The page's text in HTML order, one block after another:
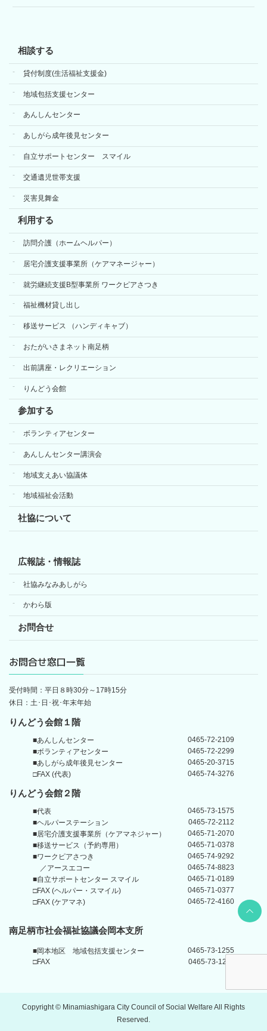
相談する
貸付制度(生活福祉支援金)
地域包括支援センター
あんしんセンター
あしがら成年後見センター
自立サポートセンター スマイル
交通遺児世帯支援
災害見舞金
利用する
訪問介護（ホームヘルパー）
居宅介護支援事業所（ケアマネージャー）
就労継続支援B型事業所 ワークピアさつき
福祉機材貸し出し
移送サービス （ハンディキャブ）
おたがいさまネット南足柄
出前講座・レクリエーション
りんどう会館
参加する
ボランティアセンター
あんしんセンター講演会
地域支えあい協議体
地域福祉会活動
社協について
広報誌・情報誌
社協みなみあしがら
かわら版
お問合せ
お問合せ窓口一覧
受付時間：平日８時30分～17時15分
休日：土･日･祝･年末年始
りんどう会館１階
■あんしんセンター
0465-72-2109
■ボランティアセンター
0465-72-2299
■あしがら成年後見センター
0465-20-3715
□FAX (代表)
0465-74-3276
りんどう会館 ２階
■代表
0465-73-1575
■ヘルパーステーション
0465-72-2112
■居宅介護支援事業所 （ケアマネジャー）
0465-71-2070
■移送サービス（予約専用）
0465-71-0378
■ワークピアさつき
0465-74-9292
／アースエコー
0465-74-8823
■自立サポートセンター スマイル
0465-71-0189
□FAX (ヘルパー・スマイル)
0465-71-0377
□FAX (ケアマネ)
0465-72-4160
南足柄市社会福祉協議会岡本支所
■岡本地区 地域包括支援センター
0465-73-1255
□FAX
0465-73-1211
Copyright © Minamiashigara City Council of Social Welfare All Rights
Reserved.
Back